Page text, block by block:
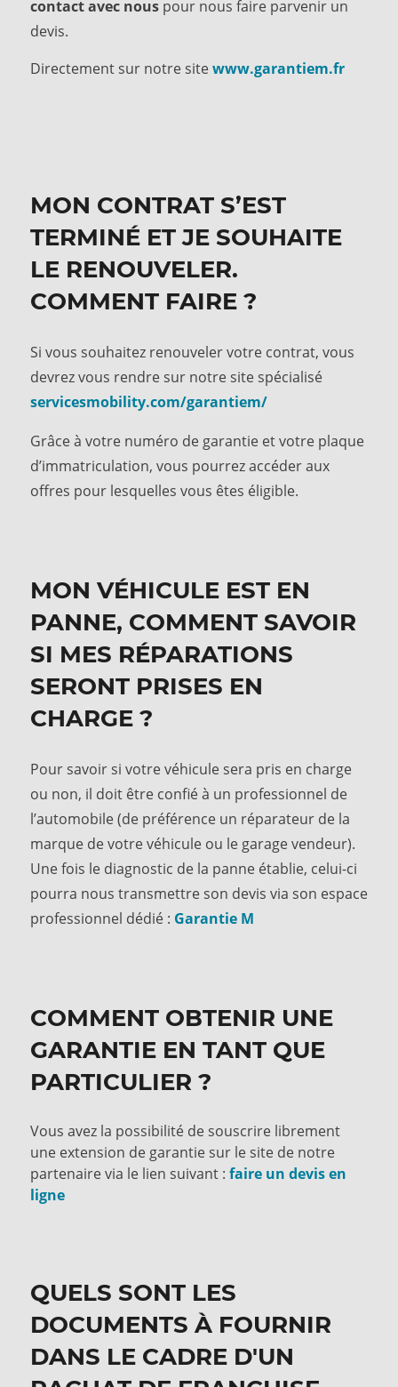
contact avec nouspour nous faire parvenir un
devis.
Directement sur notre site www.garantiem.fr
MON CONTRAT S’EST
TERMINÉ ET JE SOUHAITE
LE RENOUVELER.
COMMENT FAIRE ?
Si vous souhaitez renouveler votre contrat, vous
devrez vous rendre sur notre site spécialisé
servicesmobility.com/garantiem/
Grâce à votre numéro de garantie et votre plaque
d’immatriculation, vous pourrez accéder aux
offres pour lesquelles vous êtes éligible.
MON VÉHICULE EST EN
PANNE, COMMENT SAVOIR
SI MES RÉPARATIONS
SERONT PRISES EN
CHARGE ?
Pour savoir si votre véhicule sera pris en charge
ou non, il doit être confié à un professionnel de
l’automobile (de préférence un réparateur de la
marque de votre véhicule ou le garage vendeur).
Une fois le diagnostic de la panne établie, celui-ci
pourra nous transmettre son devis via son espace
professionnel dédié : Garantie M
COMMENT OBTENIR UNE
GARANTIE EN TANT QUE
PARTICULIER ?
Vous avez la possibilité de souscrire librement
une extension de garantie sur le site de notre
partenaire via le lien suivant : faire un devis en
ligne
QUELS SONT LES
DOCUMENTS À FOURNIR
DANS LE CADRE D'UN